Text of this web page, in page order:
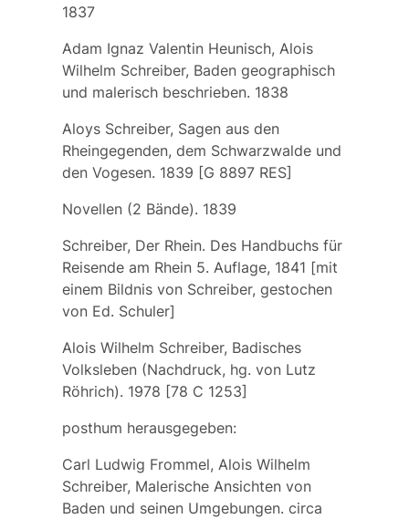
1837
Adam Ignaz Valentin Heunisch, Alois
Wilhelm Schreiber, Baden geographisch
und malerisch beschrieben. 1838
Aloys Schreiber, Sagen aus den
Rheingegenden, dem Schwarzwalde und
den Vogesen. 1839 [G 8897 RES]
Novellen (2 Bände). 1839
Schreiber, Der Rhein. Des Handbuchs für
Reisende am Rhein 5. Auflage, 1841 [mit
einem Bildnis von Schreiber, gestochen
von Ed. Schuler]
Alois Wilhelm Schreiber, Badisches
Volksleben (Nachdruck, hg. von Lutz
Röhrich). 1978 [78 C 1253]
posthum herausgegeben:
Carl Ludwig Frommel, Alois Wilhelm
Schreiber, Malerische Ansichten von
Baden und seinen Umgebungen. circa